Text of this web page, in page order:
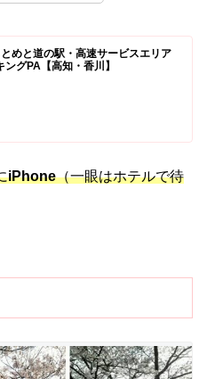
めと道の駅・高速サービスエリア
グPA【高知・香川】
iPhone（一眼はホテルで待